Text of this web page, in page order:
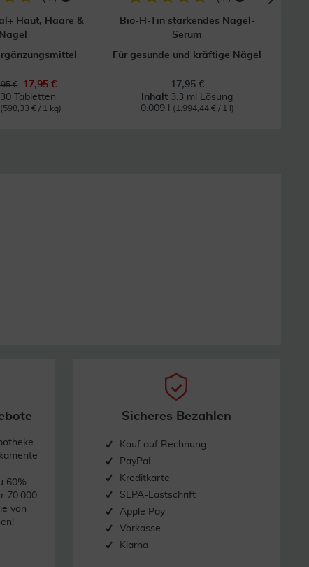
Haut, Haare &
Nägel
€
17,95 €
30 Tabletten
(598,33 € / 1 kg)
Bio-H-Tin stärkendes Nagel-
Serum
Für gesunde und kräftige Nägel
17,95 €
Inhalt 3.3 ml Lösung
0.009 l
(1.994,44 € / 1 l)
60%
70.000
von
Sicheres Bezahlen
Kauf auf Rechnung
PayPal
Kreditkarte
SEPA-Lastschrift
Apple Pay
Vorkasse
Klarna